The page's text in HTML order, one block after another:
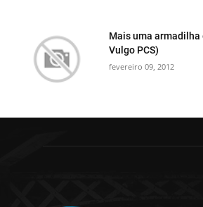
Mais uma armadilha
Vulgo PCS)
fevereiro 09, 2012